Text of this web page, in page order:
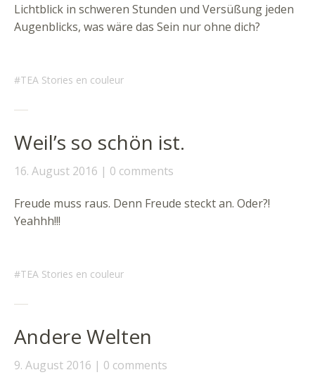
Lichtblick in schweren Stunden und Versüßung jeden
Augenblicks, was wäre das Sein nur ohne dich?
TEA Stories en couleur
Weil’s so schön ist.
16. August 2016 0 comments
Freude muss raus. Denn Freude steckt an. Oder?!
Yeahhh!!!
TEA Stories en couleur
Andere Welten
9. August 2016 0 comments